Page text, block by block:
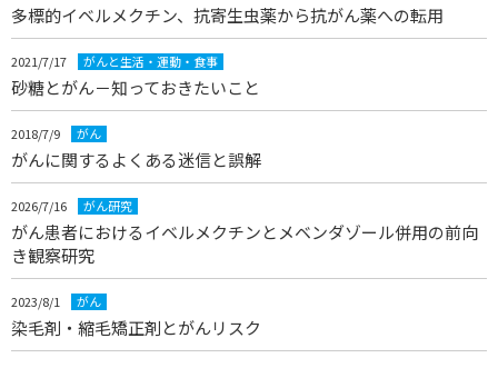
多標的イベルメクチン、抗寄生虫薬から抗がん薬への転用
2021/7/17 がんと生活・運動・食事
砂糖とがん－知っておきたいこと
2018/7/9 がん
がんに関するよくある迷信と誤解
2026/7/16 がん研究
がん患者におけるイベルメクチンとメベンダゾール併用の前向
き観察研究
2023/8/1 がん
染毛剤・縮毛矯正剤とがんリスク